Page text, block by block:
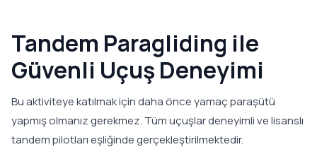
Tandem Paragliding ile
Güvenli Uçuş Deneyimi
Bu aktiviteye katılmak için daha önce yamaç paraşütü
yapmış olmanız gerekmez. Tüm uçuşlar deneyimli ve lisanslı
tandem pilotları eşliğinde gerçekleştirilmektedir.